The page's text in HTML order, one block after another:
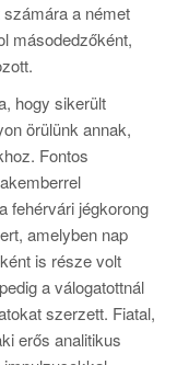
a német
másodedzőként,
hogy sikerült
örülünk annak,
Fontos
fehérvári jégkorong
amelyben nap
is része volt
a válogatottnál
szerzett. Fiatal,
erős analitikus